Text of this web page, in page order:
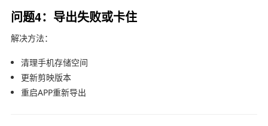
问题4：导出失败或卡住
解决方法：
清理手机存储空间
更新剪映版本
重启APP重新导出